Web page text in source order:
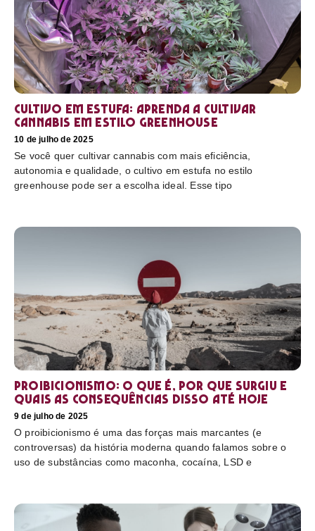
Cultivo em estufa: aprenda a cultivar
cannabis em estilo greenhouse
10 de julho de 2025
Se você quer cultivar cannabis com mais eficiência,
autonomia e qualidade, o cultivo em estufa no estilo
greenhouse pode ser a escolha ideal. Esse tipo
Proibicionismo: o que é, por que surgiu e
quais as consequências disso até hoje
9 de julho de 2025
O proibicionismo é uma das forças mais marcantes (e
controversas) da história moderna quando falamos sobre o
uso de substâncias como maconha, cocaína, LSD e